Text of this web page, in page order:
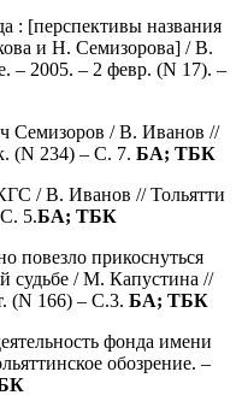
: [перспективы названия
и Н. Семизорова] / В.
– 2005. – 2 февр. (N 17). –
Семизоров / В. Иванов //
(N 234) – С. 7. БА; ТБК
/ В. Иванов // Тольятти
5.БА; ТБК
повезло прикоснуться
судьбе / М. Капустина //
(N 166) – С.3. БА; ТБК
фонда имени
обозрение. –